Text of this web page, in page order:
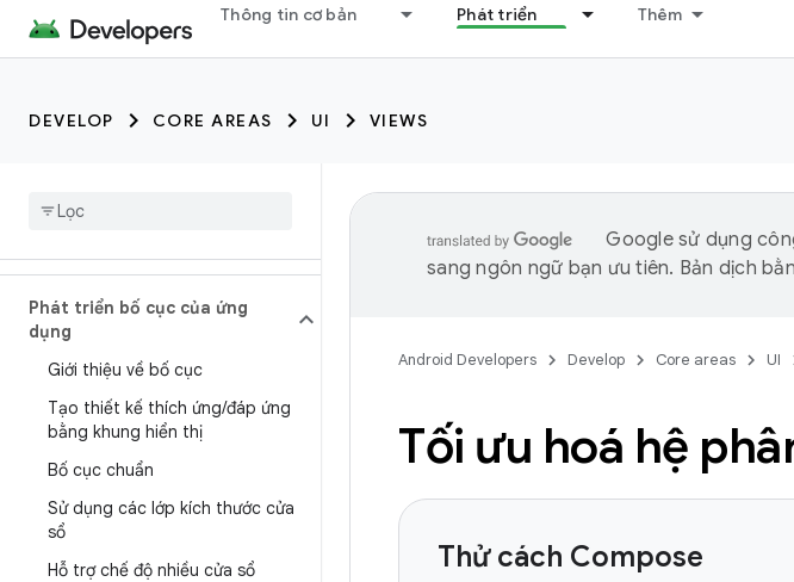
Thông tin cơ bản Phát triển Thêm
DEVELOP CORE AREAS UI VIEWS
Phát triển bố cục của ứng
dụng
Giới thiệu về bố cục
Tạo thiết kế thích ứng/đáp ứng
bằng khung hiển thị
Bố cục chuẩn
Sử dụng các lớp kích thước cửa
sổ
Hỗ trợ chế độ nhiều cửa sổ
Google sử dụng
sang ngôn ngữ bạn ưu tiên. Bản dịch
Android Developers Develop Core areas UI
Tối ưu hoá hệ
Thử cách Compose